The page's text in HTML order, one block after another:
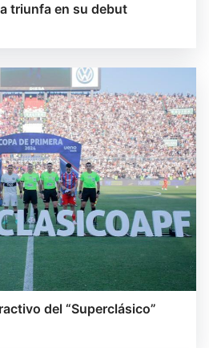
triunfa en su debut
del “Superclásico”